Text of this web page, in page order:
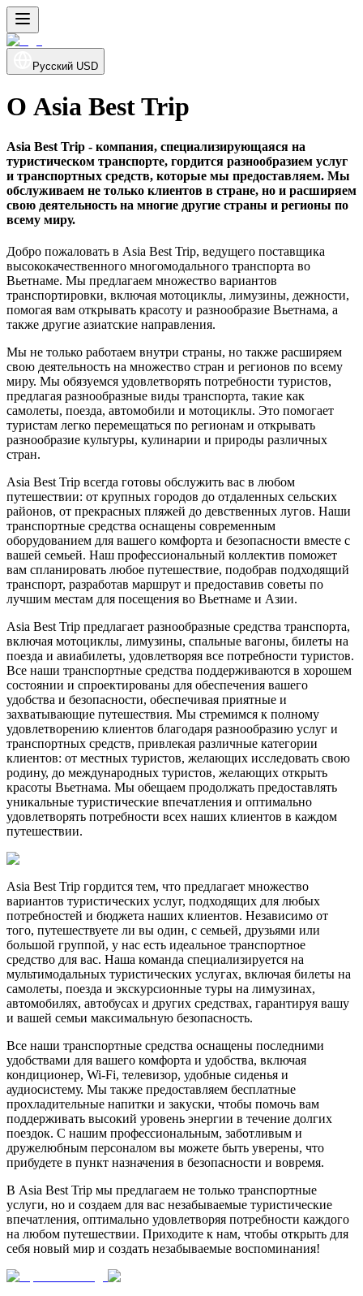
Русский USD
О Asia Best Trip
Asia Best Trip - компания, специализирующаяся на
туристическом транспорте, гордится разнообразием услуг
и транспортных средств, которые мы предоставляем. Мы
обслуживаем не только клиентов в стране, но и расширяем
свою деятельность на многие другие страны и регионы по
всему миру.
Добро пожаловать в Asia Best Trip, ведущего поставщика
высококачественного многомодального транспорта во
Вьетнаме. Мы предлагаем множество вариантов
транспортировки, включая мотоциклы, лимузины, дежности,
помогая вам открывать красоту и разнообразие Вьетнама, а
также другие азиатские направления.
Мы не только работаем внутри страны, но также расширяем
свою деятельность на множество стран и регионов по всему
миру. Мы обязуемся удовлетворять потребности туристов,
предлагая разнообразные виды транспорта, такие как
самолеты, поезда, автомобили и мотоциклы. Это помогает
туристам легко перемещаться по регионам и открывать
разнообразие культуры, кулинарии и природы различных
стран.
Asia Best Trip всегда готовы обслужить вас в любом
путешествии: от крупных городов до отдаленных сельских
районов, от прекрасных пляжей до девственных лугов. Наши
транспортные средства оснащены современным
оборудованием для вашего комфорта и безопасности вместе с
вашей семьей. Наш профессиональный коллектив поможет
вам спланировать любое путешествие, подобрав подходящий
транспорт, разработав маршрут и предоставив советы по
лучшим местам для посещения во Вьетнаме и Азии.
Asia Best Trip предлагает разнообразные средства транспорта,
включая мотоциклы, лимузины, спальные вагоны, билеты на
поезда и авиабилеты, удовлетворяя все потребности туристов.
Все наши транспортные средства поддерживаются в хорошем
состоянии и спроектированы для обеспечения вашего
удобства и безопасности, обеспечивая приятные и
захватывающие путешествия. Мы стремимся к полному
удовлетворению клиентов благодаря разнообразию услуг и
транспортных средств, привлекая различные категории
клиентов: от местных туристов, желающих исследовать свою
родину, до международных туристов, желающих открыть
красоты Вьетнама. Мы обещаем продолжать предоставлять
уникальные туристические впечатления и оптимально
удовлетворять потребности всех наших клиентов в каждом
путешествии.
Asia Best Trip гордится тем, что предлагает множество
вариантов туристических услуг, подходящих для любых
потребностей и бюджета наших клиентов. Независимо от
того, путешествуете ли вы один, с семьей, друзьями или
большой группой, у нас есть идеальное транспортное
средство для вас. Наша команда специализируется на
мультимодальных туристических услугах, включая билеты на
самолеты, поезда и экскурсионные туры на лимузинах,
автомобилях, автобусах и других средствах, гарантируя вашу
и вашей семьи максимальную безопасность.
Все наши транспортные средства оснащены последними
удобствами для вашего комфорта и удобства, включая
кондиционер, Wi-Fi, телевизор, удобные сиденья и
аудиосистему. Мы также предоставляем бесплатные
прохладительные напитки и закуски, чтобы помочь вам
поддерживать высокий уровень энергии в течение долгих
поездок. С нашим профессиональным, заботливым и
дружелюбным персоналом вы можете быть уверены, что
прибудете в пункт назначения в безопасности и вовремя.
В Asia Best Trip мы предлагаем не только транспортные
услуги, но и создаем для вас незабываемые туристические
впечатления, оптимально удовлетворяя потребности каждого
на любом путешествии. Приходите к нам, чтобы открыть для
себя новый мир и создать незабываемые воспоминания!